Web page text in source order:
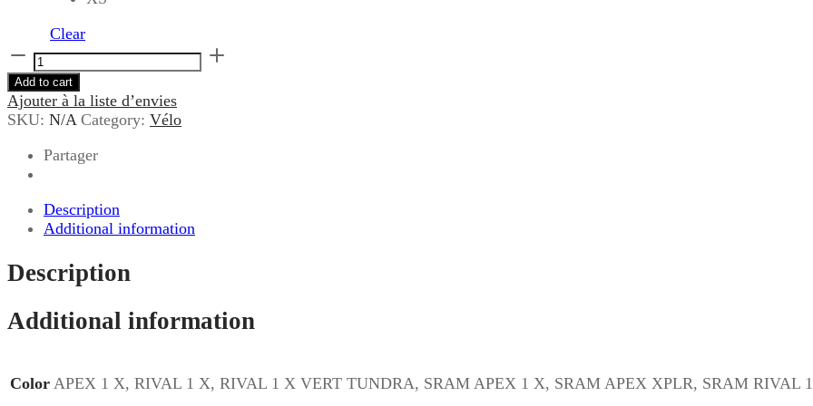
Clear
VELO
GRAVEL
ARGON
18
GREY
MATTER
quantity
Add to cart
Ajouter à la liste d’envies
SKU: N/A Category: Vélo
Partager
Description
Additional information
Description
Additional information
Color APEX 1 X, RIVAL 1 X, RIVAL 1 X VERT TUNDRA, SRAM APEX 1 X, SRAM APEX XPLR, SRAM RIVAL